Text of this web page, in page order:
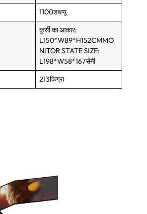
1100डब्ल्यू
कुर्सी का आकार:
L150*W89*H152CMMO
NITOR STATE SIZE:
L198*W58*167सेमी
213किग्रा